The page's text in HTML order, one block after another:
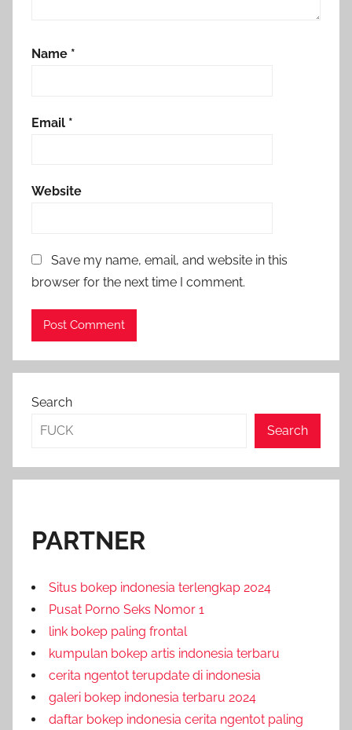
Name *
Email *
Website
Save my name, email, and website in this
browser for the next time I comment.
Search
Search
PARTNER
Situs bokep indonesia terlengkap 2024
Pusat Porno Seks Nomor 1
link bokep paling frontal
kumpulan bokep artis indonesia terbaru
cerita ngentot terupdate di indonesia
galeri bokep indonesia terbaru 2024
daftar bokep indonesia cerita ngentot paling